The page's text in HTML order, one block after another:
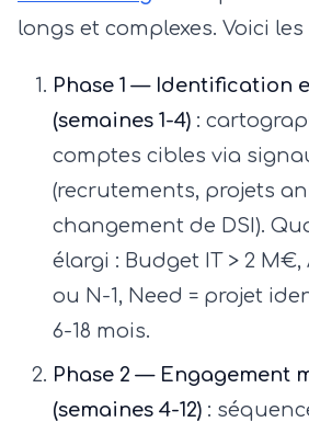
longs et complexes. Voici
Phase 1 — Identification
(semaines 1-4) :
comptes cibles via
(recrutements, projets
changement de DSI).
élargi : Budget IT > 2 M€,
ou N-1, Need = projet
6-18 mois.
Phase 2 — Engagement
(semaines 4-12) :